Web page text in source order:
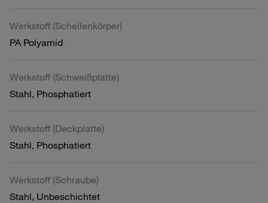
Werkstoff (Schellenkörper)
PA Polyamid
Werkstoff (Schweißplatte)
Stahl, Phosphatiert
Werkstoff (Deckplatte)
Stahl, Phosphatiert
Werkstoff (Schraube)
Stahl, Unbeschichtet